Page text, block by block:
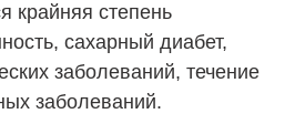
крайняя степень
сахарный диабет,
заболеваний, течение
заболеваний.